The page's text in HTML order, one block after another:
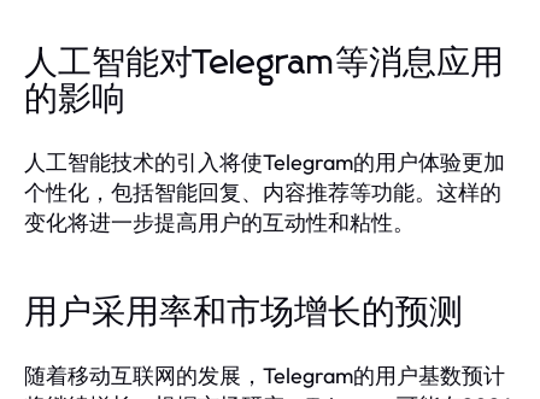
人工智能对Telegram等消息应用
的影响
人工智能技术的引入将使Telegram的用户体验更加
个性化，包括智能回复、内容推荐等功能。这样的
变化将进一步提高用户的互动性和粘性。
用户采用率和市场增长的预测
随着移动互联网的发展，Telegram的用户基数预计